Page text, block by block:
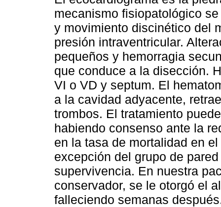
mecanismo fisiopatológico
y movimiento discinético del
presión intraventricular.
pequeños y hemorragia
que conduce a la disección.
VI o VD y septum. El
a la cavidad adyacente,
trombos. El tratamiento
habiendo consenso ante la
en la tasa de mortalidad en
excepción del grupo de
supervivencia. En nuestra
conservador, se le otorgó el
falleciendo semanas